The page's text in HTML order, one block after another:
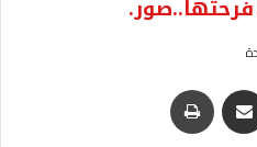
فرحتها..صور.
مشاركة عبر البريد